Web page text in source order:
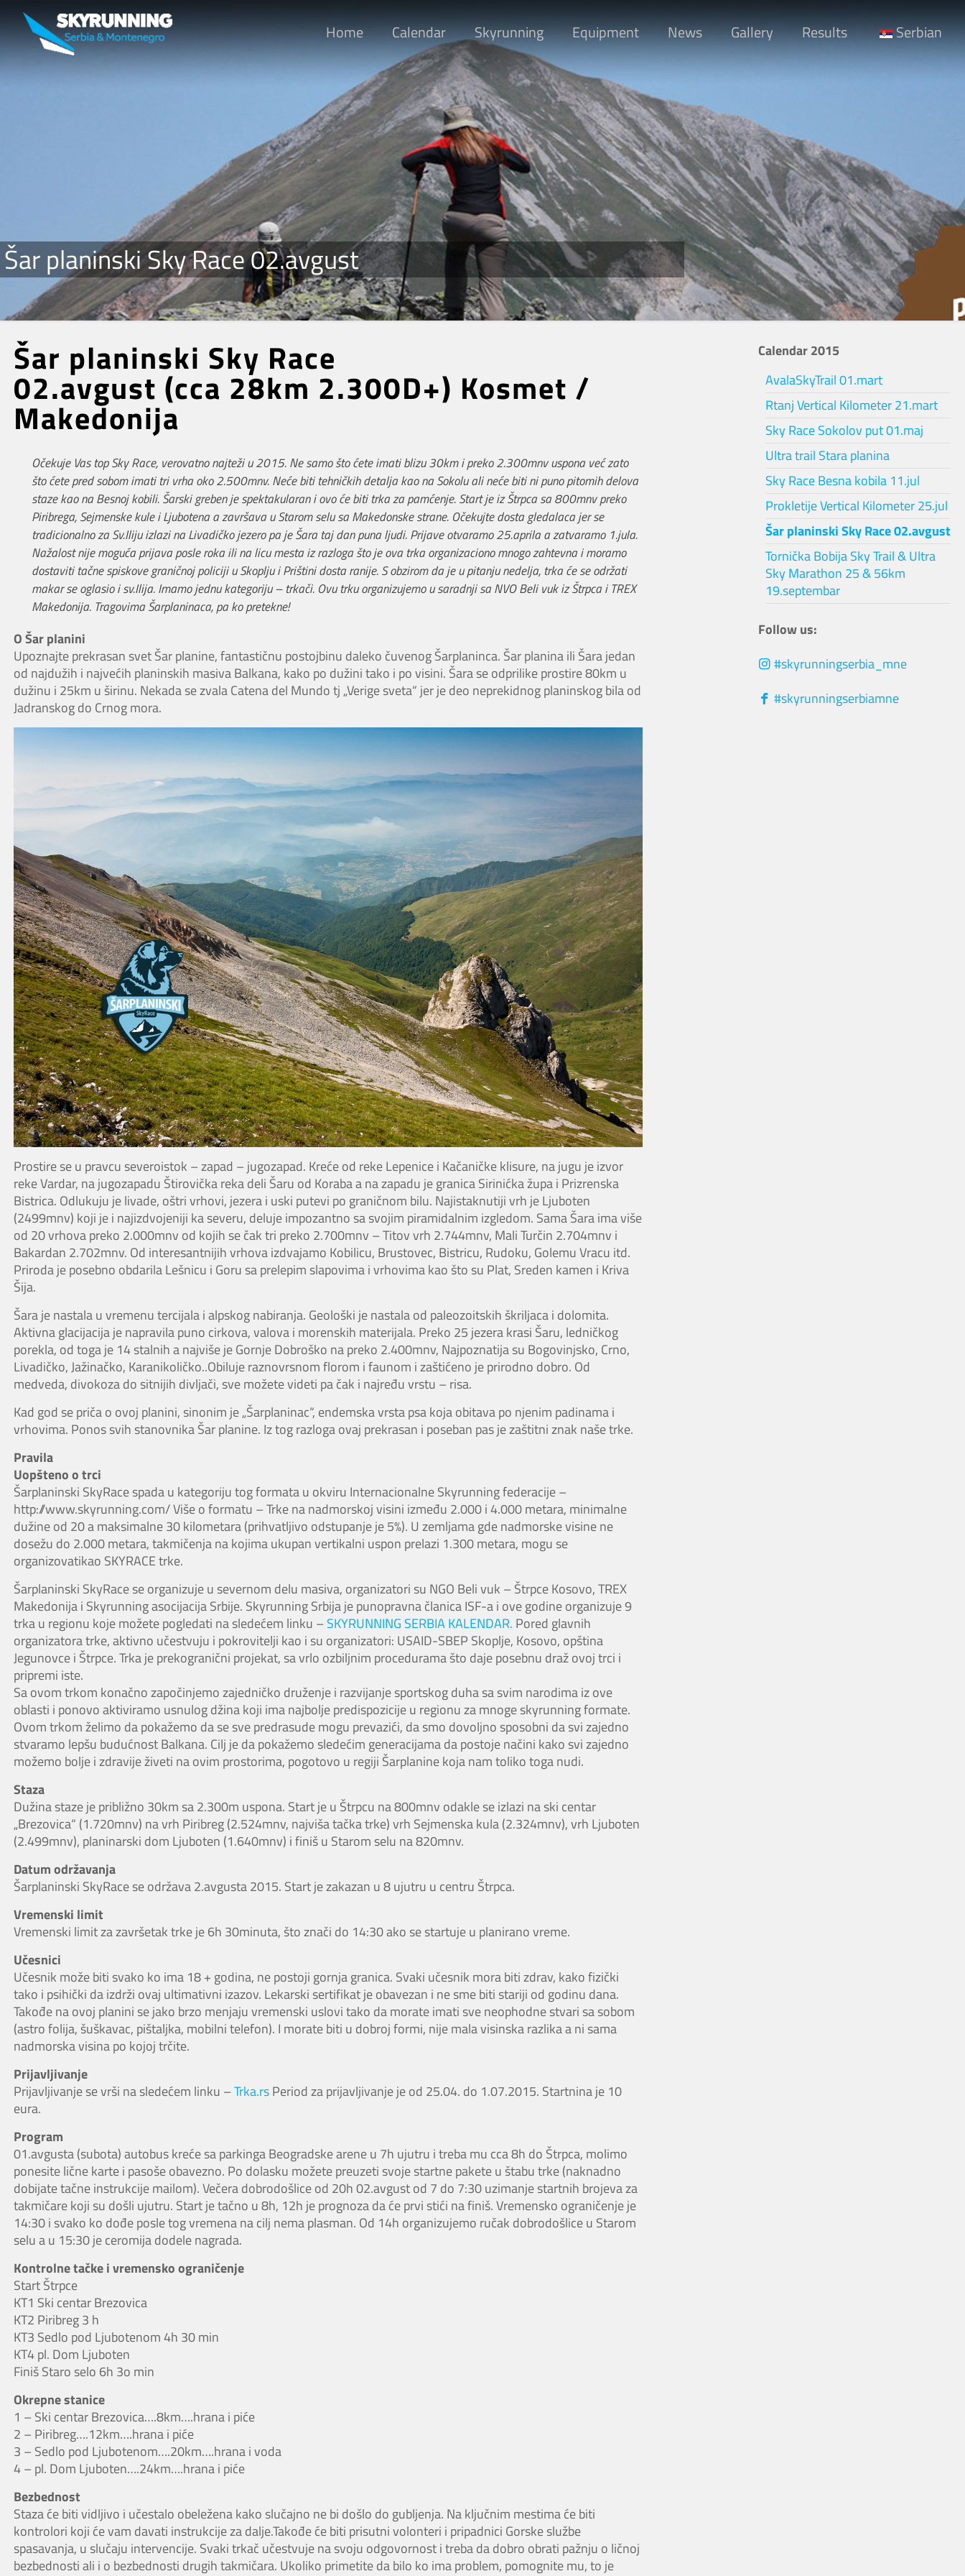
Home Calendar Skyrunning Equipment News Gallery Results Serbian
Šar planinski Sky Race 02.avgust
Šar planinski Sky Race
02.avgust (cca 28km 2.300D+) Kosmet /
Makedonija
Očekuje Vas top Sky Race, verovatno najteži u 2015. Ne samo što ćete imati blizu 30km i preko 2.300mnv uspona već zato
što ćete pred sobom imati tri vrha oko 2.500mnv. Neće biti tehničkih detalja kao na Sokolu ali neće biti ni puno pitomih delova
staze kao na Besnoj kobili. Šarski greben je spektakularan i ovo će biti trka za pamćenje. Start je iz Štrpca sa 800mnv preko
Piribrega, Sejmenske kule i Ljubotena a završava u Starom selu sa Makedonske strane. Očekujte dosta gledalaca jer se
tradicionalno za Sv.Iliju izlazi na Livadičko jezero pa je Šara taj dan puna ljudi. Prijave otvaramo 25.aprila a zatvaramo 1.jula.
Nažalost nije moguća prijava posle roka ili na licu mesta iz razloga što je ova trka organizaciono mnogo zahtevna i moramo
dostaviti tačne spiskove graničnoj policiji u Skoplju i Prištini dosta ranije. S obzirom da je u pitanju nedelja, trka će se održati
makar se oglasio i sv.Ilija. Imamo jednu kategoriju – trkači. Ovu trku organizujemo u saradnji sa NVO Beli vuk iz Štrpca i TREX
Makedonija. Tragovima Šarplaninaca, pa ko pretekne!
O Šar planini
Upoznajte prekrasan svet Šar planine, fantastičnu postojbinu daleko čuvenog Šarplaninca. Šar planina ili Šara jedan
od najdužih i najvećih planinskih masiva Balkana, kako po dužini tako i po visini. Šara se odprilike prostire 80km u
dužinu i 25km u širinu. Nekada se zvala Catena del Mundo tj „Verige sveta“ jer je deo neprekidnog planinskog bila od
Jadranskog do Crnog mora.
Prostire se u pravcu severoistok – zapad – jugozapad. Kreće od reke Lepenice i Kačaničke klisure, na jugu je izvor
reke Vardar, na jugozapadu Štirovička reka deli Šaru od Koraba a na zapadu je granica Sirinićka župa i Prizrenska
Bistrica. Odlukuju je livade, oštri vrhovi, jezera i uski putevi po graničnom bilu. Najistaknutiji vrh je Ljuboten
(2499mnv) koji je i najizdvojeniji ka severu, deluje impozantno sa svojim piramidalnim izgledom. Sama Šara ima više
od 20 vrhova preko 2.000mnv od kojih se čak tri preko 2.700mnv – Titov vrh 2.744mnv, Mali Turčin 2.704mnv i
Bakardan 2.702mnv. Od interesantnijih vrhova izdvajamo Kobilicu, Brustovec, Bistricu, Rudoku, Golemu Vracu itd.
Priroda je posebno obdarila Lešnicu i Goru sa prelepim slapovima i vrhovima kao što su Plat, Sreden kamen i Kriva
Šija.
Šara je nastala u vremenu tercijala i alpskog nabiranja. Geološki je nastala od paleozoitskih škriljaca i dolomita.
Aktivna glacijacija je napravila puno cirkova, valova i morenskih materijala. Preko 25 jezera krasi Šaru, ledničkog
porekla, od toga je 14 stalnih a najviše je Gornje Dobroško na preko 2.400mnv, Najpoznatija su Bogovinjsko, Crno,
Livadičko, Jažinačko, Karanikoličko..Obiluje raznovrsnom florom i faunom i zaštićeno je prirodno dobro. Od
medveda, divokoza do sitnijih divljači, sve možete videti pa čak i najređu vrstu – risa.
Kad god se priča o ovoj planini, sinonim je „Šarplaninac“, endemska vrsta psa koja obitava po njenim padinama i
vrhovima. Ponos svih stanovnika Šar planine. Iz tog razloga ovaj prekrasan i poseban pas je zaštitni znak naše trke.
Pravila
Uopšteno o trci
Šarplaninski SkyRace spada u kategoriju tog formata u okviru Internacionalne Skyrunning federacije –
http://www.skyrunning.com/ Više o formatu – Trke na nadmorskoj visini između 2.000 i 4.000 metara, minimalne
dužine od 20 a maksimalne 30 kilometara (prihvatljivo odstupanje je 5%). U zemljama gde nadmorske visine ne
dosežu do 2.000 metara, takmičenja na kojima ukupan vertikalni uspon prelazi 1.300 metara, mogu se
organizovatikao SKYRACE trke.
Šarplaninski SkyRace se organizuje u severnom delu masiva, organizatori su NGO Beli vuk – Štrpce Kosovo, TREX
Makedonija i Skyrunning asocijacija Srbije. Skyrunning Srbija je punopravna članica ISF-a i ove godine organizuje 9
trka u regionu koje možete pogledati na sledećem linku – SKYRUNNING SERBIA KALENDAR. Pored glavnih
organizatora trke, aktivno učestvuju i pokrovitelji kao i su organizatori: USAID-SBEP Skoplje, Kosovo, opština
Jegunovce i Štrpce. Trka je prekogranični projekat, sa vrlo ozbiljnim procedurama što daje posebnu draž ovoj trci i
pripremi iste.
Sa ovom trkom konačno započinjemo zajedničko druženje i razvijanje sportskog duha sa svim narodima iz ove
oblasti i ponovo aktiviramo usnulog džina koji ima najbolje predispozicije u regionu za mnoge skyrunning formate.
Ovom trkom želimo da pokažemo da se sve predrasude mogu prevazići, da smo dovoljno sposobni da svi zajedno
stvaramo lepšu budućnost Balkana. Cilj je da pokažemo sledećim generacijama da postoje načini kako svi zajedno
možemo bolje i zdravije živeti na ovim prostorima, pogotovo u regiji Šarplanine koja nam toliko toga nudi.
Staza
Dužina staze je približno 30km sa 2.300m uspona. Start je u Štrpcu na 800mnv odakle se izlazi na ski centar
„Brezovica“ (1.720mnv) na vrh Piribreg (2.524mnv, najviša tačka trke) vrh Sejmenska kula (2.324mnv), vrh Ljuboten
(2.499mnv), planinarski dom Ljuboten (1.640mnv) i finiš u Starom selu na 820mnv.
Datum održavanja
Šarplaninski SkyRace se održava 2.avgusta 2015. Start je zakazan u 8 ujutru u centru Štrpca.
Vremenski limit
Vremenski limit za završetak trke je 6h 30minuta, što znači do 14:30 ako se startuje u planirano vreme.
Učesnici
Učesnik može biti svako ko ima 18 + godina, ne postoji gornja granica. Svaki učesnik mora biti zdrav, kako fizički
tako i psihički da izdrži ovaj ultimativni izazov. Lekarski sertifikat je obavezan i ne sme biti stariji od godinu dana.
Takođe na ovoj planini se jako brzo menjaju vremenski uslovi tako da morate imati sve neophodne stvari sa sobom
(astro folija, šuškavac, pištaljka, mobilni telefon). I morate biti u dobroj formi, nije mala visinska razlika a ni sama
nadmorska visina po kojoj trčite.
Prijavljivanje
Prijavljivanje se vrši na sledećem linku –Trka.rsPeriod za prijavljivanje je od 25.04. do 1.07.2015. Startnina je 10
eura.
Program
01.avgusta (subota) autobus kreće sa parkinga Beogradske arene u 7h ujutru i treba mu cca 8h do Štrpca, molimo
ponesite lične karte i pasoše obavezno. Po dolasku možete preuzeti svoje startne pakete u štabu trke (naknadno
dobijate tačne instrukcije mailom). Večera dobrodošlice od 20h 02.avgust od 7 do 7:30 uzimanje startnih brojeva za
takmičare koji su došli ujutru. Start je tačno u 8h, 12h je prognoza da će prvi stići na finiš. Vremensko ograničenje je
14:30 i svako ko dođe posle tog vremena na cilj nema plasman. Od 14h organizujemo ručak dobrodošlice u Starom
selu a u 15:30 je ceromija dodele nagrada.
Kontrolne tačke i vremensko ograničenje
Start Štrpce
KT1 Ski centar Brezovica
KT2 Piribreg 3 h
KT3 Sedlo pod Ljubotenom 4h 30 min
KT4 pl. Dom Ljuboten
Finiš Staro selo 6h 3o min
Okrepne stanice
1 – Ski centar Brezovica….8km….hrana i piće
2 – Piribreg….12km….hrana i piće
3 – Sedlo pod Ljubotenom….20km….hrana i voda
4 – pl. Dom Ljuboten….24km….hrana i piće
Bezbednost
Staza će biti vidljivo i učestalo obeležena kako slučajno ne bi došlo do gubljenja. Na ključnim mestima će biti
kontrolori koji će vam davati instrukcije za dalje.Takođe će biti prisutni volonteri i pripadnici Gorske službe
spasavanja, u slučaju intervencije. Svaki trkač učestvuje na svoju odgovornost i treba da dobro obrati pažnju o ličnoj
bezbednosti ali i o bezbednosti drugih takmičara. Ukoliko primetite da bilo ko ima problem, pomognite mu, to je
Calendar 2015
AvalaSkyTrail 01.mart
Rtanj Vertical Kilometer 21.mart
Sky Race Sokolov put 01.maj
Ultra trail Stara planina
Sky Race Besna kobila 11.jul
Prokletije Vertical Kilometer 25.jul
Šar planinski Sky Race 02.avgust
Tornička Bobija Sky Trail & Ultra
Sky Marathon 25 & 56km
19.septembar
Follow us:
#skyrunningserbia_mne
#skyrunningserbiamne